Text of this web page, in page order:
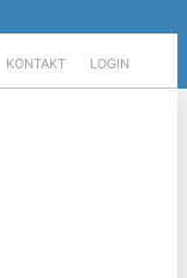
KONTAKT LOGIN